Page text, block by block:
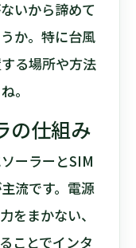
いから諦めて
か。特に台風
る場所や方法
。
の仕組み
ーラーとSIM
流です。電源
をまかない、
ことでインタ